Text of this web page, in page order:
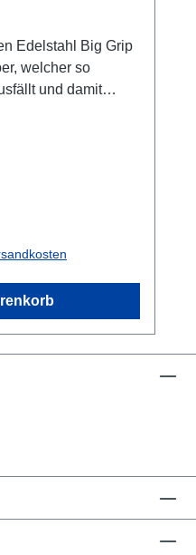
Edelstahl Big Grip
welcher so
und damit